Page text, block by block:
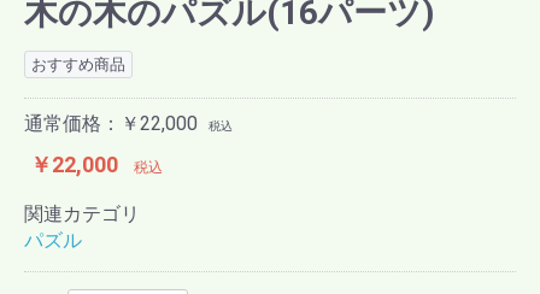
木の木のパズル(16パーツ)
おすすめ商品
通常価格：￥22,000 税込
￥22,000 税込
関連カテゴリ
パズル